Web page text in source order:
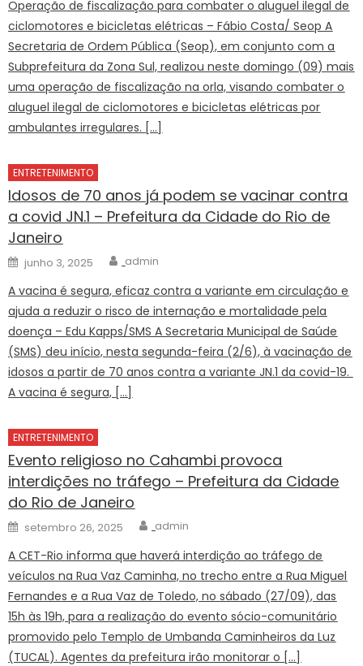
Operação de fiscalização para combater o aluguel ilegal de
ciclomotores e bicicletas elétricas – Fábio Costa/ Seop A
Secretaria de Ordem Pública (Seop), em conjunto com a
Subprefeitura da Zona Sul, realizou neste domingo (09) mais
uma operação de fiscalização na orla, visando combater o
aluguel ilegal de ciclomotores e bicicletas elétricas por
ambulantes irregulares. […]
ENTRETENIMENTO
Idosos de 70 anos já podem se vacinar contra
a covid JN.1 – Prefeitura da Cidade do Rio de
Janeiro
Posted
on
junho 3, 2025 Author
admin
A vacina é segura, eficaz contra a variante em circulação e
ajuda a reduzir o risco de internação e mortalidade pela
doença – Edu Kapps/SMS A Secretaria Municipal de Saúde
(SMS) deu início, nesta segunda-feira (2/6), à vacinação de
idosos a partir de 70 anos contra a variante JN.1 da covid-19.
A vacina é segura, […]
ENTRETENIMENTO
Evento religioso no Cahambi provoca
interdições no tráfego – Prefeitura da Cidade
do Rio de Janeiro
Posted
on
setembro 26, 2025 Author
admin
A CET-Rio informa que haverá interdição ao tráfego de
veículos na Rua Vaz Caminha, no trecho entre a Rua Miguel
Fernandes e a Rua Vaz de Toledo, no sábado (27/09), das
15h às 19h, para a realização do evento sócio-comunitário
promovido pelo Templo de Umbanda Caminheiros da Luz
(TUCAL). Agentes da prefeitura irão monitorar o […]